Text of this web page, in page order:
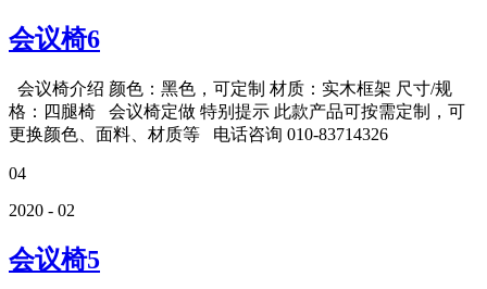
会议椅6
会议椅介绍 颜色：黑色，可定制 材质：实木框架 尺寸/规
格：四腿椅 会议椅定做 特别提示 此款产品可按需定制，可
更换颜色、面料、材质等 电话咨询 010-83714326
04
2020 - 02
会议椅5